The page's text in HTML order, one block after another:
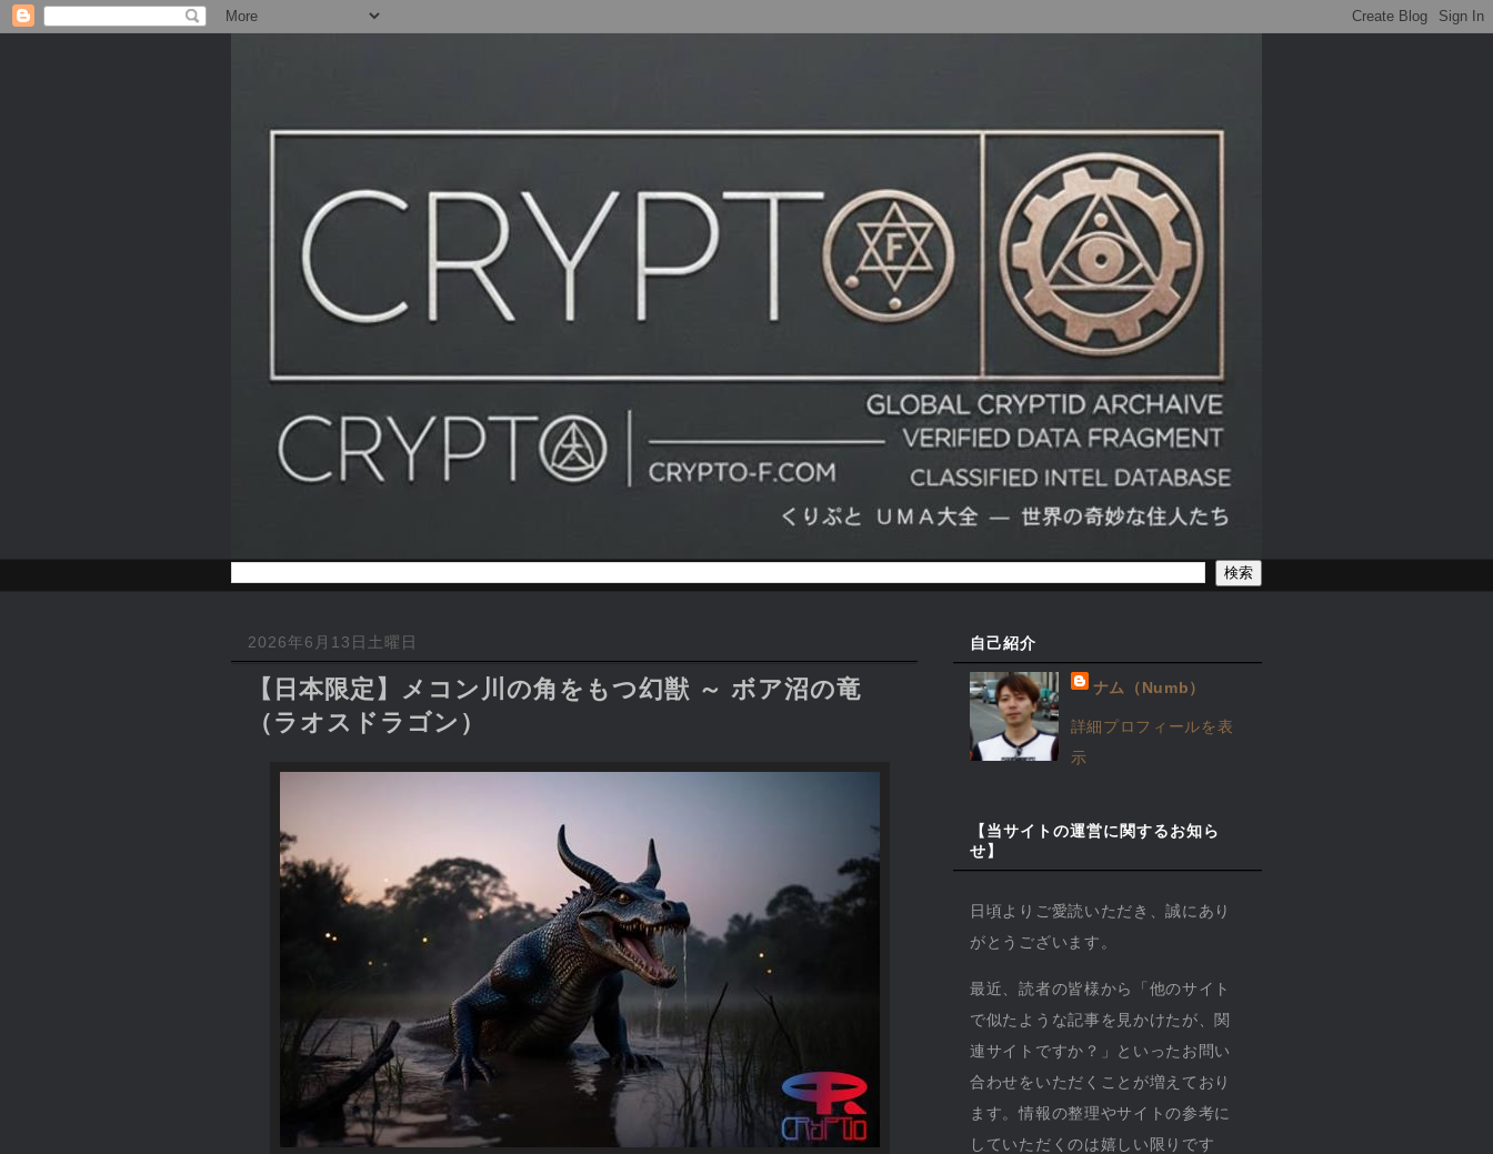
2026年6月13日土曜日
【日本限定】メコン川の角をもつ幻獣 ～ ボア沼の竜
（ラオスドラゴン）
自己紹介
ナム（Numb）
詳細プロフィールを表
示
【当サイトの運営に関するお知ら
せ】
日頃よりご愛読いただき、誠にあり
がとうございます。
最近、読者の皆様から「他のサイト
で似たような記事を見かけたが、関
連サイトですか？」といったお問い
合わせをいただくことが増えており
ます。情報の整理やサイトの参考に
していただくのは嬉しい限りです